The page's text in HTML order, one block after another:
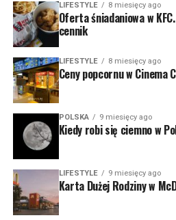
LIFESTYLE 8 miesięcy ago
Oferta śniadaniowa w
cennik
LIFESTYLE 8 miesięcy ago
Ceny popcornu w Cinema
POLSKA 9 miesięcy ago
Kiedy robi się ciemno w
LIFESTYLE 9 miesięcy ago
Karta Dużej Rodziny w